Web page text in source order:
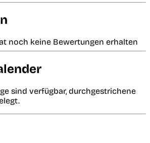
noch keine Bewertungen erhalten
sind verfügbar, durchgestrichene